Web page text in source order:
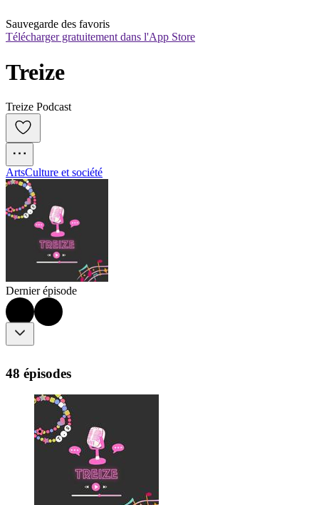
Sauvegarde des favoris
Télécharger gratuitement dans l'App Store
Treize
Treize Podcast
ArtsCulture et société
Dernier épisode
48 épisodes